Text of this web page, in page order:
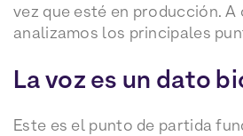
vez que esté en producción.
analizamos los principales
La voz es un dato
Este es el punto de partida